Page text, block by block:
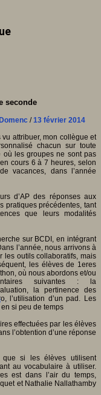
seconde
/13 février 2014
attribuer, mon collègue et
chacun sur toute
où les groupes ne sont pas
cours 6 à 7 heures, selon
vacances, dans l’année
d’AP des réponses aux
pratiques précédentes, tant
que leurs modalités
sur BCDI, en intégrant
l’année, nous arrivons à
les outils collaboratifs, mais
les élèves de 1eres
où nous abordons et/ou
suivantes : la
, la pertinence des
l’utilisation d’un pad. Les
si peu de temps
effectuées par les élèves
l’obtention d’une réponse
que si les élèves utilisent
au vocabulaire à utiliser.
est dans l’air du temps,
et Nathalie Nallathamby